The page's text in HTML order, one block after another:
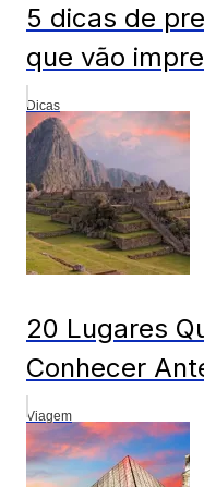
5 dicas de
que vão
Dicas
20 Lugares
Conhecer
Viagem